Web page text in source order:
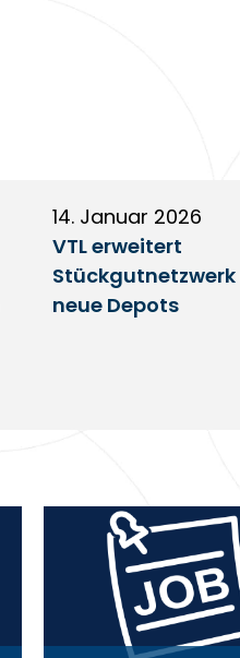
14. Januar 2026
VTL erweitert
neue Depots